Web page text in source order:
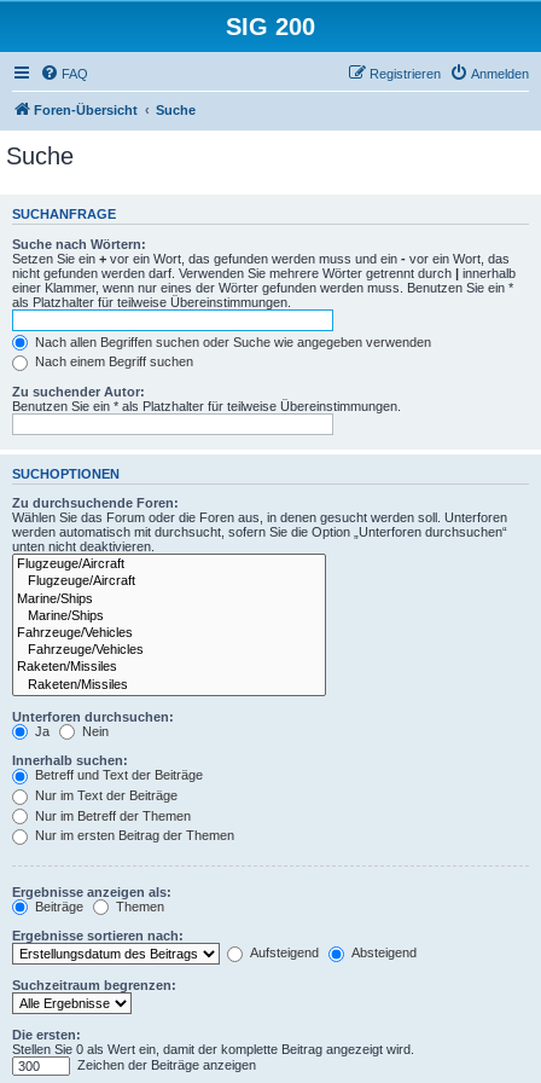
SIG 200
FAQ Anmelden
Registrieren
Foren-Übersicht Suche
Suche
SUCHANFRAGE
Suche nach Wörtern:
Setzen Sie ein + vor ein Wort, das gefunden werden muss und ein - vor ein Wort, das
nicht gefunden werden darf. Verwenden Sie mehrere Wörter getrennt durch | innerhalb
einer Klammer, wenn nur eines der Wörter gefunden werden muss. Benutzen Sie ein *
als Platzhalter für teilweise Übereinstimmungen.
Nach allen Begriffen suchen oder Suche wie angegeben verwenden
Nach einem Begriff suchen
Zu suchender Autor:
Benutzen Sie ein * als Platzhalter für teilweise Übereinstimmungen.
SUCHOPTIONEN
Zu durchsuchende Foren:
Wählen Sie das Forum oder die Foren aus, in denen gesucht werden soll. Unterforen
werden automatisch mit durchsucht, sofern Sie die Option „Unterforen durchsuchen“
unten nicht deaktivieren.
Unterforen durchsuchen:
Ja
Nein
Innerhalb suchen:
Betreff und Text der Beiträge
Nur im Text der Beiträge
Nur im Betreff der Themen
Nur im ersten Beitrag der Themen
Ergebnisse anzeigen als:
Beiträge
Themen
Ergebnisse sortieren nach:
Aufsteigend
Absteigend
Suchzeitraum begrenzen:
Die ersten:
Stellen Sie 0 als Wert ein, damit der komplette Beitrag angezeigt wird.
Zeichen der Beiträge anzeigen